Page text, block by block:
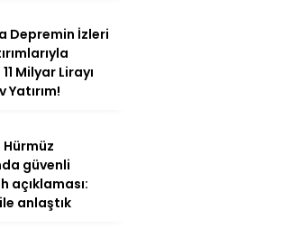
Depremin İzleri
Milyar Lirayı
Yatırım!
Hürmüz
güvenli
açıklaması:
anlaştık